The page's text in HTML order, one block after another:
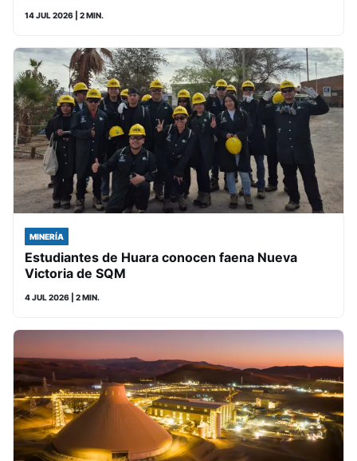
14 JUL 2026 | 2 MIN.
MINERÍA
Estudiantes de Huara conocen faena Nueva
Victoria de SQM
4 JUL 2026 | 2 MIN.